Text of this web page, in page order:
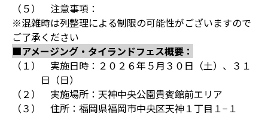
（５） 注意事項：
※混雑時は列整理による制限の可能性がございますので
ご了承ください
■アメージング・タイランドフェス概要：
（１） 実施日時：２０２６年５月３０日（土）、３１
日（日）
（２） 実施場所：天神中央公園貴賓館前エリア
（３） 住所：福岡県福岡市中央区天神１丁目１−１